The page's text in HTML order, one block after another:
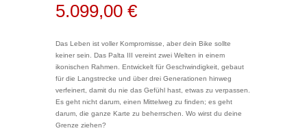
5.099,00 €
Das Leben ist voller Kompromisse, aber dein Bike sollte
keiner sein. Das Palta III vereint zwei Welten in einem
ikonischen Rahmen. Entwickelt für Geschwindigkeit, gebaut
für die Langstrecke und über drei Generationen hinweg
verfeinert, damit du nie das Gefühl hast, etwas zu verpassen.
Es geht nicht darum, einen Mittelweg zu finden; es geht
darum, die ganze Karte zu beherrschen. Wo wirst du deine
Grenze ziehen?